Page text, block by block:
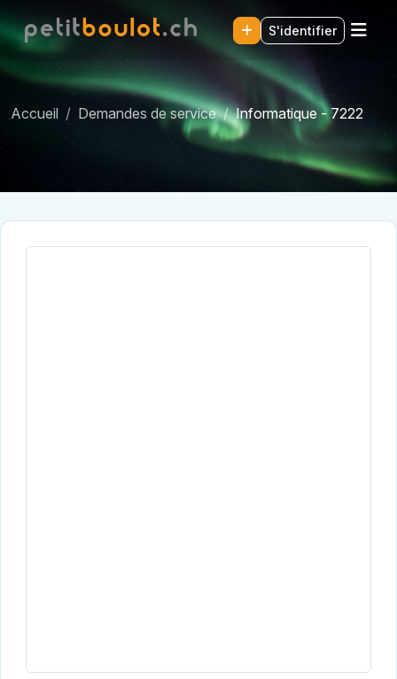
S'identifier
Accueil Demandes de service Informatique - 7222